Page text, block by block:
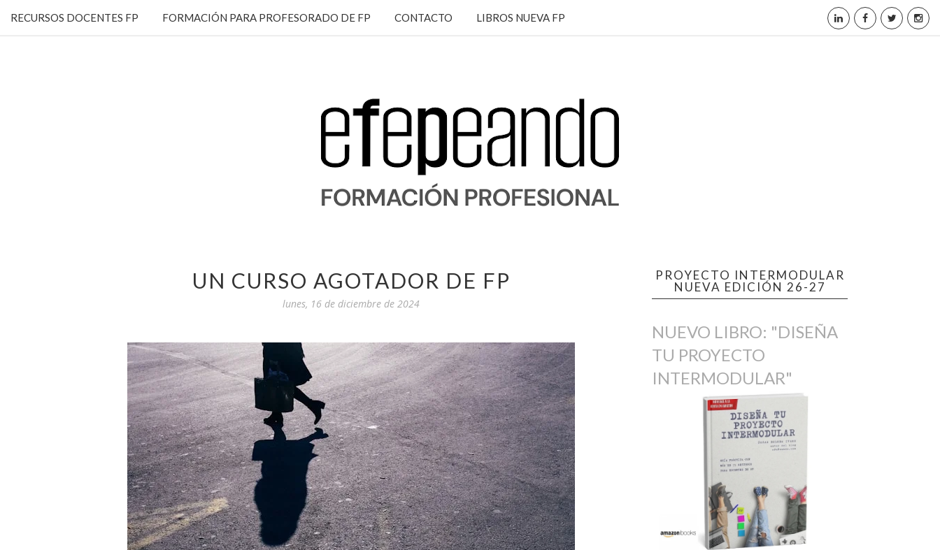
RECURSOS DOCENTES FP FORMACIÓN PARA PROFESORADO DE FP CONTACTO LIBROS NUEVA FP
UN CURSO AGOTADOR DE FP
lunes, 16 de diciembre de 2024
PROYECTO INTERMODULAR
NUEVA EDICIÓN 26-27
NUEVO LIBRO: "DISEÑA
TU PROYECTO
INTERMODULAR"